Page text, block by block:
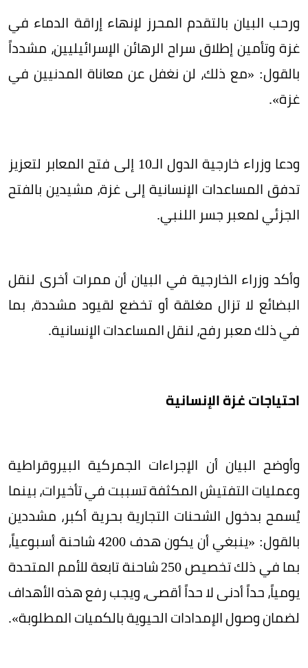
ورحب البيان بالتقدم المحرز لإنهاء إراقة الدماء في
غزة وتأمين إطلاق سراح الرهائن الإسرائيليين، مشدداً
بالقول: «مع ذلك، لن نغفل عن معاناة المدنيين في
غزة».
ودعا وزراء خارجية الدول الـ10 إلى فتح المعابر لتعزيز
تدفق المساعدات الإنسانية إلى غزة، مشيدين بالفتح
الجزئي لمعبر جسر اللنبي.
وأكد وزراء الخارجية في البيان أن ممرات أخرى لنقل
البضائع لا تزال مغلقة أو تخضع لقيود مشددة، بما
في ذلك معبر رفح، لنقل المساعدات الإنسانية.
احتياجات غزة الإنسانية
وأوضح البيان أن الإجراءات الجمركية البيروقراطية
وعمليات التفتيش المكثفة تسببت في تأخيرات، بينما
يُسمح بدخول الشحنات التجارية بحرية أكبر، مشددين
بالقول: «ينبغي أن يكون هدف 4200 شاحنة أسبوعياً،
بما في ذلك تخصيص 250 شاحنة تابعة للأمم المتحدة
يومياً، حداً أدنى لا حداً أقصى، ويجب رفع هذه الأهداف
لضمان وصول الإمدادات الحيوية بالكميات المطلوبة».